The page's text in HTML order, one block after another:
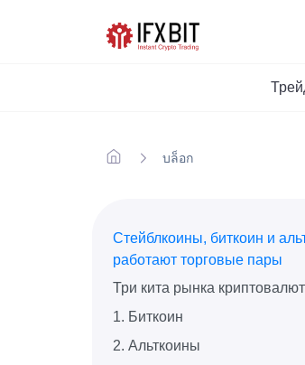
บล็อก
Стейблкоины, биткоин и
работают торговые пары
Три кита рынка криптовалют
1. Биткоин
2. Альткоины